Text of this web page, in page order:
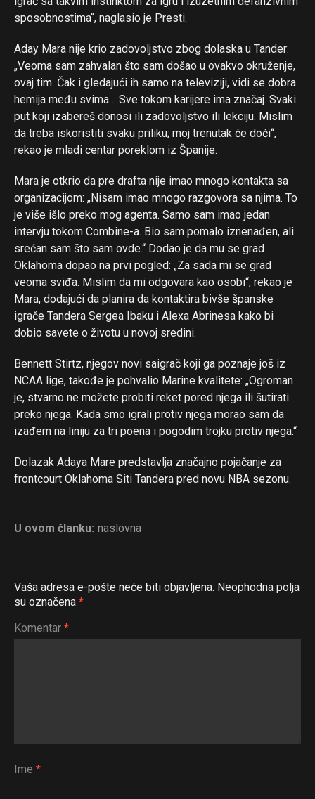
sposobnostima“, naglasio je Presti.
Aday Mara nije krio zadovoljstvo zbog dolaska u Tander:
„Veoma sam zahvalan što sam došao u ovakvo okruženje,
ovaj tim. Čak i gledajući ih samo na televiziji, vidi se dobra
hemija među svima… Sve tokom karijere ima značaj. Svaki
put koji izabereš donosi ili zadovoljstvo ili lekciju. Mislim
da treba iskoristiti svaku priliku; moj trenutak će doći“,
rekao je mladi centar poreklom iz Španije.
Mara je otkrio da pre drafta nije imao mnogo kontakta sa
organizacijom: „Nisam imao mnogo razgovora sa njima. To
je više išlo preko mog agenta. Samo sam imao jedan
intervju tokom Combine-a. Bio sam pomalo iznenađen, ali
srećan sam što sam ovde.“ Dodao je da mu se grad
Oklahoma dopao na prvi pogled: „Za sada mi se grad
veoma sviđa. Mislim da mi odgovara kao osobi“, rekao je
Mara, dodajući da planira da kontaktira bivše španske
igrače Tandera Sergea Ibaku i Alexa Abrinesa kako bi
dobio savete o životu u novoj sredini.
Bennett Stirtz, njegov novi saigrač koji ga poznaje još iz
NCAA lige, takođe je pohvalio Marine kvalitete: „Ogroman
je, stvarno ne možete probiti reket pored njega ili šutirati
preko njega. Kada smo igrali protiv njega morao sam da
izađem na liniju za tri poena i pogodim trojku protiv njega.“
Dolazak Adaya Mare predstavlja značajno pojačanje za
frontcourt Oklahoma Siti Tandera pred novu NBA sezonu.
U ovom članku: naslovna
Vaša adresa e-pošte neće biti objavljena. Neophodna polja
su označena *
Komentar *
Ime *